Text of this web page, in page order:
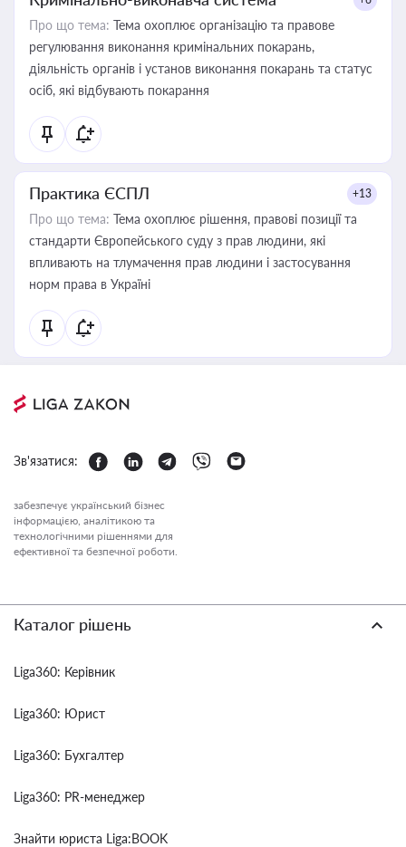
Про що тема: Тема охоплює організацію та правове
регулювання виконання кримінальних покарань,
діяльність органів і установ виконання покарань та статус
осіб, які відбувають покарання
Практика ЄСПЛ +13
Про що тема: Тема охоплює рішення, правові позиції та
стандарти Європейського суду з прав людини, які
впливають на тлумачення прав людини і застосування
норм права в Україні
Зв'язатися:
забезпечує український бізнес
інформацією, аналітикою та
технологічними рішеннями для
ефективної та безпечної роботи.
Каталог рішень
Liga360: Керівник
Liga360: Юрист
Liga360: Бухгалтер
Liga360: PR-менеджер
Знайти юриста Liga:BOOK